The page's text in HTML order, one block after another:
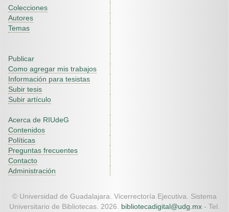
Colecciones
Autores
Temas
Publicar
Como agregar mis trabajos
Información para tesistas
Subir tesis
Subir artículo
Acerca de RIUdeG
Contenidos
Políticas
Preguntas frecuentes
Contacto
Administración
© Universidad de Guadalajara. Vicerrectoría Ejecutiva. Sistema
Universitario de Bibliotecas. 2026. bibliotecadigital@udg.mx - Tel.